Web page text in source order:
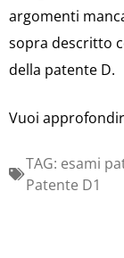
argomenti
sopra descritto
della patente D.
Vuoi
TAG: esami
Patente D1